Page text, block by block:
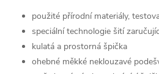
použité přírodní materiály,
speciální technologie šití
kulatá a prostorná špička
ohebné měkké neklouzavé